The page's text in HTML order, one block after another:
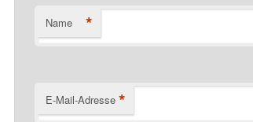
Name *
E-Mail-Adresse *